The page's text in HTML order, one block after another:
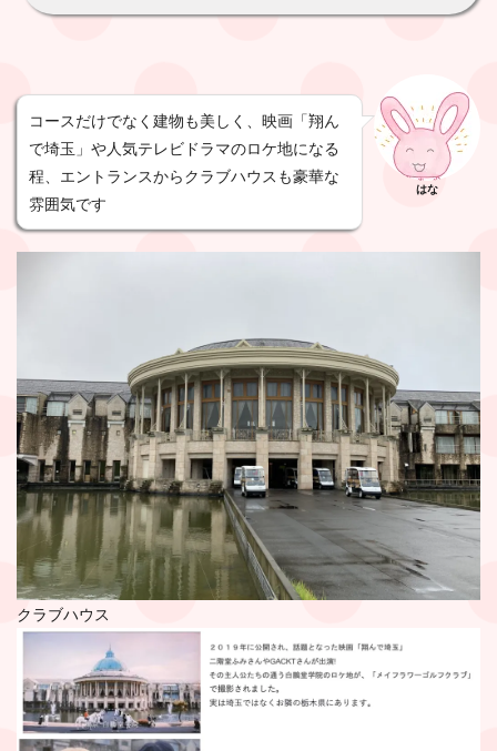
コースだけでなく建物も美しく、映画「翔ん
で埼玉」や人気テレビドラマのロケ地になる
程、エントランスからクラブハウスも豪華な
雰囲気です
はな
クラブハウス